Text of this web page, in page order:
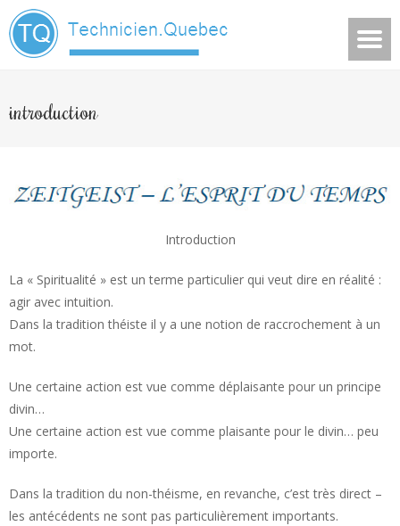
introduction
Introduction
La « Spiritualité » est un terme particulier qui veut dire en réalité :
agir avec intuition.
Dans la tradition théiste il y a une notion de raccrochement à un
mot.
Une certaine action est vue comme déplaisante pour un principe
divin…
Une certaine action est vue comme plaisante pour le divin… peu
importe.
Dans la tradition du non-théisme, en revanche, c’est très direct –
les antécédents ne sont pas particulièrement importants.